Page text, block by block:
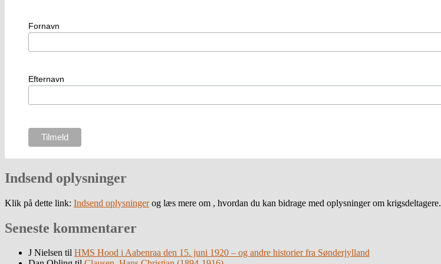
Fornavn
Efternavn
Indsend oplysninger
Klik på dette link: Indsend oplysningerog læs mere om , hvordan du kan bidrage med oplysninger om krigsdeltagere.
Seneste kommentarer
J Nielsen til HMS Hood i Aabenraa den 15. juni 1920 – og andre historier fra Sønderjylland